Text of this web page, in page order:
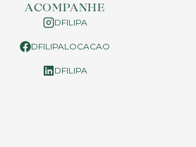
ACOMPANHE
DFILIPA
DFILIPALOCACAO
DFILIPA